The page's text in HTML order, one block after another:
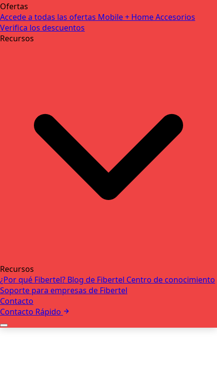
Ofertas
Accede a todas las ofertas Mobile + HomeAccesorios
Verifica los descuentos
Recursos
Recursos
¿Por qué Fibertel? Blog de Fibertel Centro de conocimiento
Soporte para empresas de Fibertel
Contacto
Contacto Rápido